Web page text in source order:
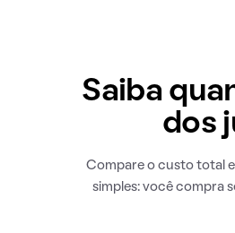
Saiba
dos
Compare o custo total
simples: você compra